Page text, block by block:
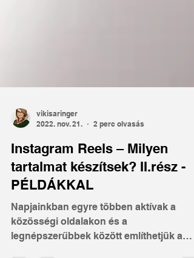
2022. nov. 21.
2 perc olvasás
Instagram Reels – Milyen
tartalmat készítsek? II.rész -
PÉLDÁKKAL
Napjainkban egyre többen aktívak a
közösségi oldalakon és a